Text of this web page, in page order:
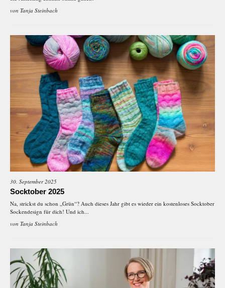
von Tanja Steinbach
30. September 2025
Socktober 2025
Na, strickst du schon „Grün“? Auch dieses Jahr gibt es wieder ein kostenloses Socktober
Sockendesign für dich! Und ich...
von Tanja Steinbach